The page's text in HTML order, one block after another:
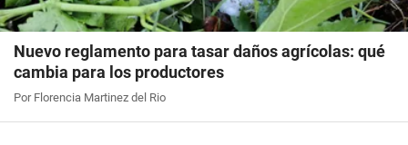
Nuevo reglamento para tasar daños agrícolas: qué
cambia para los productores
Por Florencia Martinez del Rio